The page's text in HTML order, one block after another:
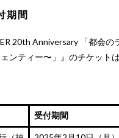
期間
20th Anniversary 「都会
ンティー〜」』のチケット
受付期間